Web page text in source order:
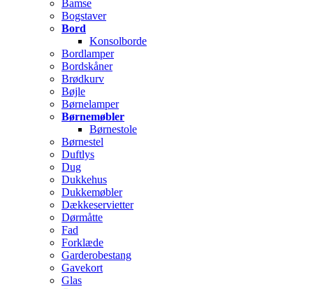
Bamse
Bogstaver
Bord
Konsolborde
Bordlamper
Bordskåner
Brødkurv
Bøjle
Børnelamper
Børnemøbler
Børnestole
Børnestel
Duftlys
Dug
Dukkehus
Dukkemøbler
Dækkeservietter
Dørmåtte
Fad
Forklæde
Garderobestang
Gavekort
Glas